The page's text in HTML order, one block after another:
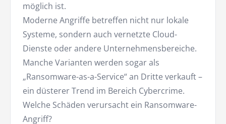
möglich ist.
Moderne Angriffe betreffen nicht nur lokale
Systeme, sondern auch vernetzte Cloud-
Dienste oder andere Unternehmensbereiche.
Manche Varianten werden sogar als
„Ransomware-as-a-Service“ an Dritte verkauft –
ein düsterer Trend im Bereich Cybercrime.
Welche Schäden verursacht ein Ransomware-
Angriff?